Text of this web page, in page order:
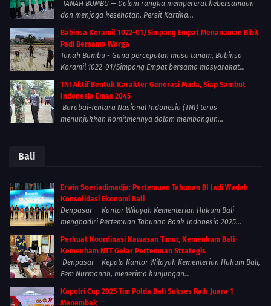
TANAH BUMBU — Dalam rangka mempererat kebersamaan
dan menjaga kesehatan, Persit Kartika...
Babinsa Koramil 1022-01/Simpang Empat Menanaman Bibit
Padi Bersama Warga
Tanah Bumbu - Guna percepatan masa tanam, Babinsa
Koramil 1022-01/Simpang Empat bersama masyarakat...
TNI Aktif Bentuk Karakter Generasi Muda, Siap Sambut
Indonesia Emas 2045
Barabai-Tentara Nasional Indonesia (TNI) terus
menunjukkan komitmennya dalam membangun...
Bali
Erwin Soeriadimadja: Pertemuan Tahunan BI Jadi Wadah
Konsolidasi Ekonomi Bali
Denpasar — Kantor Wilayah Kementerian Hukum Bali
menghadiri Pertemuan Tahunan Bank Indonesia 2025...
Perkuat Koordinasi Kawasan Timur, Kemenkum Bali–
Kemenham NTT Gelar Pertemuan Strategis
Denpasar – Kepala Kantor Wilayah Kementerian Hukum Bali,
Eem Nurmanah, menerima kunjungan...
Kapolri Cup 2025 Tim Polda Bali Sukses Raih Juara 1
Menembak